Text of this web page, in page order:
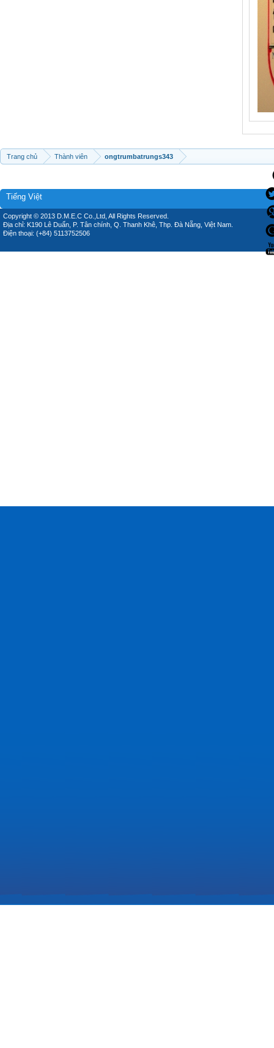
Trang chủ Thành viên ongtrumbatrungs343
Tiếng Việt
Copyright © 2013 D.M.E.C Co.,Ltd, All Rights Reserved.
Địa chỉ: K190 Lê Duẩn, P. Tân chính, Q. Thanh Khê, Thp. Đà Nẵng, Việt Nam.
Điện thoại: (+84) 5113752506